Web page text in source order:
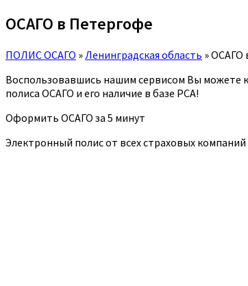
ОСАГО в Петергофе
ПОЛИС ОСАГО » Ленинградская область »ОСАГО
Воспользовавшись нашим сервисом Вы можете
полиса ОСАГО и его наличие в базе РСА!
Оформить ОСАГО за 5 минут
Электронный полис от всех страховых компаний